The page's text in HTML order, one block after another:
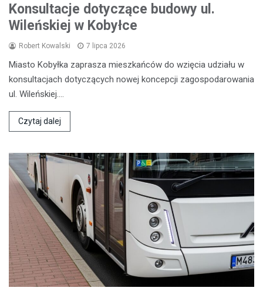
Konsultacje dotyczące budowy ul.
Wileńskiej w Kobyłce
Robert Kowalski 7 lipca 2026
Miasto Kobyłka zaprasza mieszkańców do wzięcia udziału w
konsultacjach dotyczących nowej koncepcji zagospodarowania
ul. Wileńskiej.…
Czytaj dalej